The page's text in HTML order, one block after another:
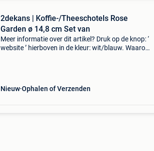
2dekans | Koffie-/Theeschotels Rose
Garden ø 14,8 cm Set van
Meer informatie over dit artikel? Druk op de knop: ‘
website ’ hierboven in de kleur: wit/blauw. Waarom
Nieuw Ophalen of Verzenden